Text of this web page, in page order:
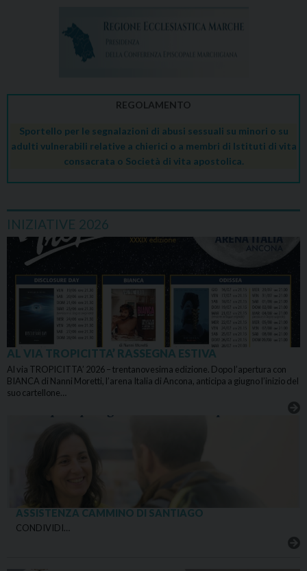
REGOLAMENTO
Sportello per le segnalazioni di abusi sessuali su minori o su
adulti vulnerabili relative a chierici o a membri di Istituti di vita
consacrata o Società di vita apostolica.
INIZIATIVE 2026
AL VIA TROPICITTA’ RASSEGNA ESTIVA
Al via TROPICITTA’ 2026 – trentanovesima edizione. Dopo l’apertura con
BIANCA di Nanni Moretti, l’arena Italia di Ancona, anticipa a giugno l’inizio del
suo cartellone…
ASSISTENZA CAMMINO DI SANTIAGO
CONDIVIDI…